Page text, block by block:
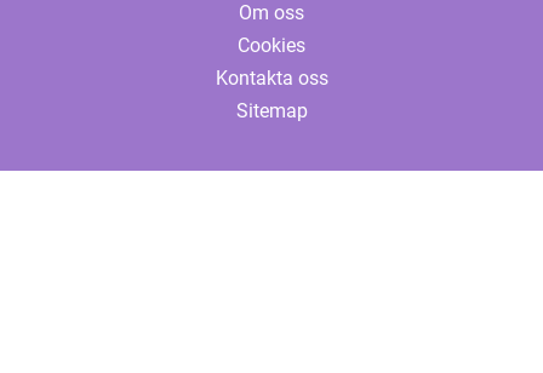
Om oss
Cookies
Kontakta oss
Sitemap